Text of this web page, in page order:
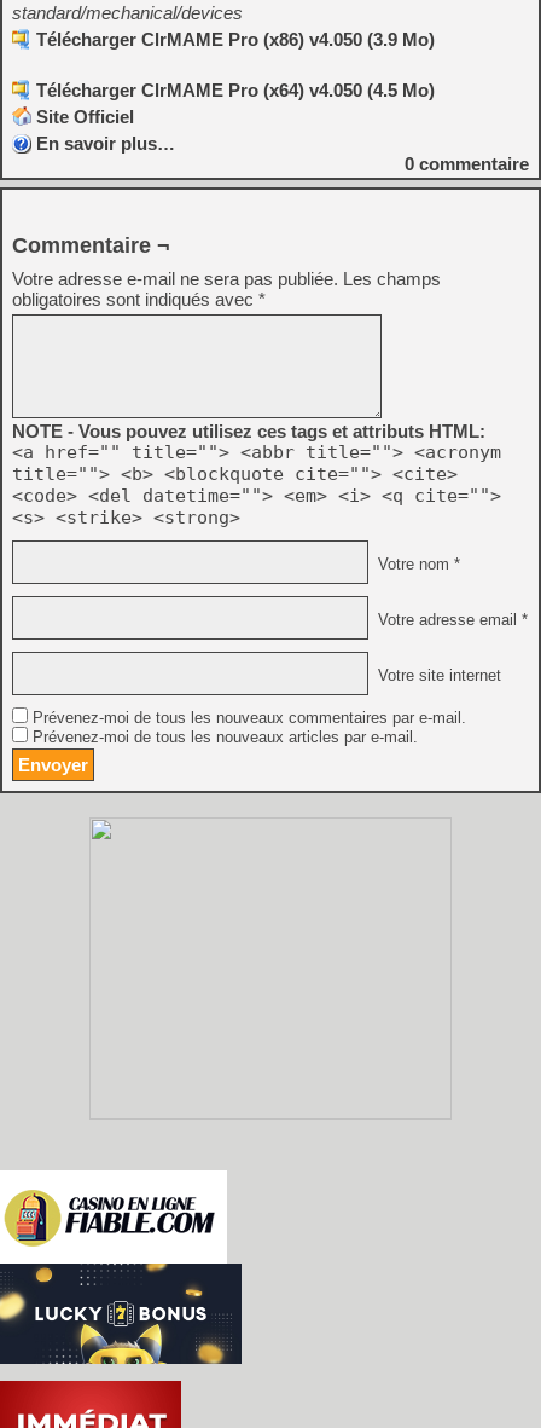
standard/mechanical/devices
Télécharger ClrMAME Pro (x86) v4.050 (3.9 Mo)
Télécharger ClrMAME Pro (x64) v4.050 (4.5 Mo)
Site Officiel
En savoir plus…
0 commentaire
Commentaire ¬
Votre adresse e-mail ne sera pas publiée. Les champs
obligatoires sont indiqués avec *
NOTE - Vous pouvez utilisez ces tags et attributs HTML:
<a href="" title=""> <abbr title=""> <acronym
title=""> <b> <blockquote cite=""> <cite>
<code> <del datetime=""> <em> <i> <q cite="">
<s> <strike> <strong>
Votre nom *
Votre adresse email *
Votre site internet
Prévenez-moi de tous les nouveaux commentaires par e-mail.
Prévenez-moi de tous les nouveaux articles par e-mail.